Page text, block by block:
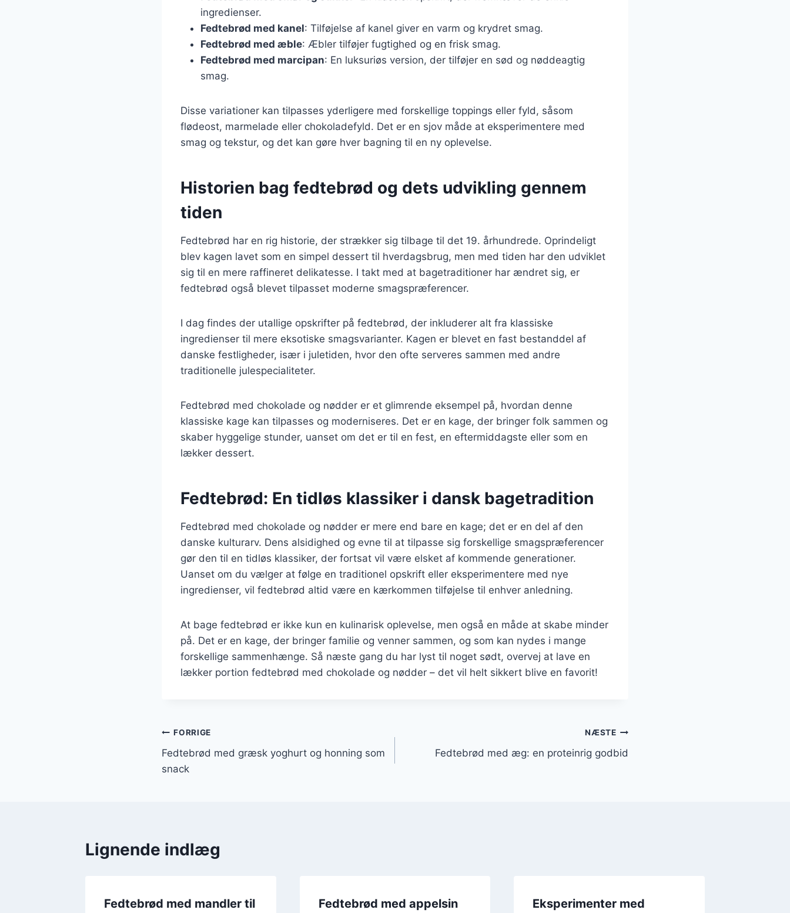
ingredienser.
Fedtebrød med kanel: Tilføjelse af kanel giver en varm og krydret smag.
Fedtebrød med æble: Æbler tilføjer fugtighed og en frisk smag.
Fedtebrød med marcipan: En luksuriøs version, der tilføjer en sød og nøddeagtig
smag.
Disse variationer kan tilpasses yderligere med forskellige toppings eller fyld, såsom
flødeost, marmelade eller chokoladefyld. Det er en sjov måde at eksperimentere med
smag og tekstur, og det kan gøre hver bagning til en ny oplevelse.
Historien bag fedtebrød og dets udvikling gennem
tiden
Fedtebrød har en rig historie, der strækker sig tilbage til det 19. århundrede. Oprindeligt
blev kagen lavet som en simpel dessert til hverdagsbrug, men med tiden har den udviklet
sig til en mere raffineret delikatesse. I takt med at bagetraditioner har ændret sig, er
fedtebrød også blevet tilpasset moderne smagspræferencer.
I dag findes der utallige opskrifter på fedtebrød, der inkluderer alt fra klassiske
ingredienser til mere eksotiske smagsvarianter. Kagen er blevet en fast bestanddel af
danske festligheder, især i juletiden, hvor den ofte serveres sammen med andre
traditionelle julespecialiteter.
Fedtebrød med chokolade og nødder er et glimrende eksempel på, hvordan denne
klassiske kage kan tilpasses og moderniseres. Det er en kage, der bringer folk sammen og
skaber hyggelige stunder, uanset om det er til en fest, en eftermiddagste eller som en
lækker dessert.
Fedtebrød: En tidløs klassiker i dansk bagetradition
Fedtebrød med chokolade og nødder er mere end bare en kage; det er en del af den
danske kulturarv. Dens alsidighed og evne til at tilpasse sig forskellige smagspræferencer
gør den til en tidløs klassiker, der fortsat vil være elsket af kommende generationer.
Uanset om du vælger at følge en traditionel opskrift eller eksperimentere med nye
ingredienser, vil fedtebrød altid være en kærkommen tilføjelse til enhver anledning.
At bage fedtebrød er ikke kun en kulinarisk oplevelse, men også en måde at skabe minder
på. Det er en kage, der bringer familie og venner sammen, og som kan nydes i mange
forskellige sammenhænge. Så næste gang du har lyst til noget sødt, overvej at lave en
lækker portion fedtebrød med chokolade og nødder – det vil helt sikkert blive en favorit!
Indlægsnavigation
FORRIGE
Fedtebrød med græsk yoghurt og honning som
snack
NÆSTE
Fedtebrød med æg: en proteinrig godbid
Lignende indlæg
Fedtebrød med mandler til Fedtebrød med appelsin Eksperimenter med